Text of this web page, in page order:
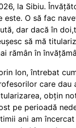
la Sibiu.
este. O să fac
dar dacă în
să mă
rămân în
Ion, întrebat
care dau
obțin
pe perioadă
ani am